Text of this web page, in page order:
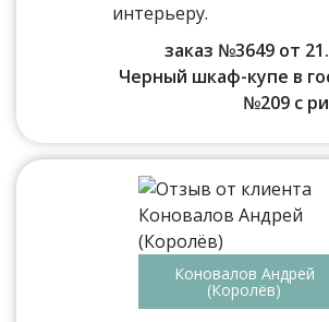
интерьеру.
заказ №3649 от
Черный шкаф-купе в
№209 с
Коновалов Андрей
(Королёв)